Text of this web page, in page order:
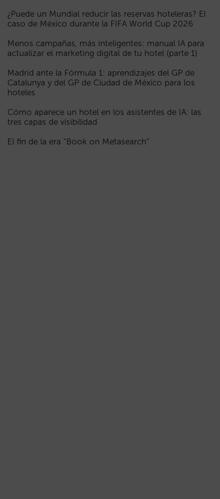
¿Puede un Mundial reducir las reservas hoteleras? El
caso de México durante la FIFA World Cup 2026
Menos campañas, más inteligentes: manual IA para
actualizar el marketing digital de tu hotel (parte 1)
Madrid ante la Fórmula 1: aprendizajes del GP de
Catalunya y del GP de Ciudad de México para los
hoteles
Cómo aparece un hotel en los asistentes de IA: las
tres capas de visibilidad
El fin de la era “Book on Metasearch”